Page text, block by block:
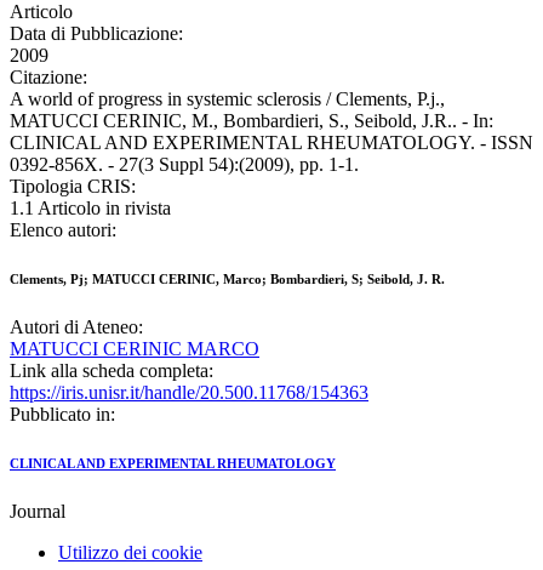
Articolo
Data di Pubblicazione:
2009
Citazione:
A world of progress in systemic sclerosis / Clements, P.j.,
MATUCCI CERINIC, M., Bombardieri, S., Seibold, J.R.. - In:
CLINICAL AND EXPERIMENTAL RHEUMATOLOGY. - ISSN
0392-856X. - 27(3 Suppl 54):(2009), pp. 1-1.
Tipologia CRIS:
1.1 Articolo in rivista
Elenco autori:
Clements, Pj; MATUCCI CERINIC, Marco; Bombardieri, S; Seibold, J. R.
Autori di Ateneo:
MATUCCI CERINIC MARCO
Link alla scheda completa:
https://iris.unisr.it/handle/20.500.11768/154363
Pubblicato in:
CLINICAL AND EXPERIMENTAL RHEUMATOLOGY
Journal
Utilizzo dei cookie